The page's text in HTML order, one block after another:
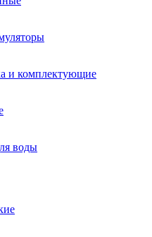
и комплектующие
воды